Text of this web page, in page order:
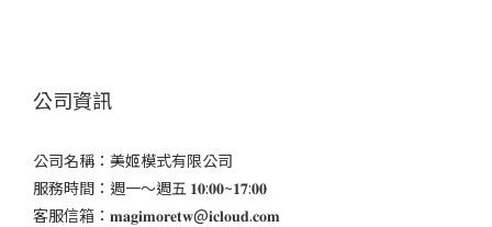
公司資訊
公司名稱：美姬模式有限公司
服務時間：週一～週五 𝟏𝟎:𝟎𝟎~𝟏𝟕:𝟎𝟎
客服信箱：𝐦𝐚𝐠𝐢𝐦𝐨𝐫𝐞𝐭𝐰@𝐢𝐜𝐥𝐨𝐮𝐝.𝐜𝐨𝐦